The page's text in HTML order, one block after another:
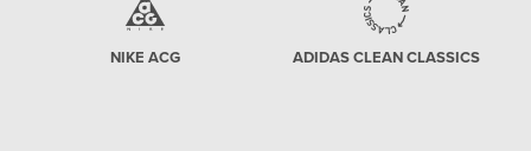
NIKE ACG ADIDAS CLEAN CLASSICS